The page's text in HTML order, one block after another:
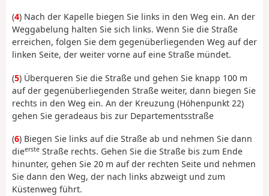
(4) Nach der Kapelle biegen Sie links in den Weg ein. An der
Weggabelung halten Sie sich links. Wenn Sie die Straße
erreichen, folgen Sie dem gegenüberliegenden Weg auf der
linken Seite, der weiter vorne auf eine Straße mündet.
(5) Überqueren Sie die Straße und gehen Sie knapp 100 m
auf der gegenüberliegenden Straße weiter, dann biegen Sie
rechts in den Weg ein. An der Kreuzung (Höhenpunkt 22)
gehen Sie geradeaus bis zur Departementsstraße
(6) Biegen Sie links auf die Straße ab und nehmen Sie dann
dieerste Straße rechts. Gehen Sie die Straße bis zum Ende
hinunter, gehen Sie 20 m auf der rechten Seite und nehmen
Sie dann den Weg, der nach links abzweigt und zum
Küstenweg führt.